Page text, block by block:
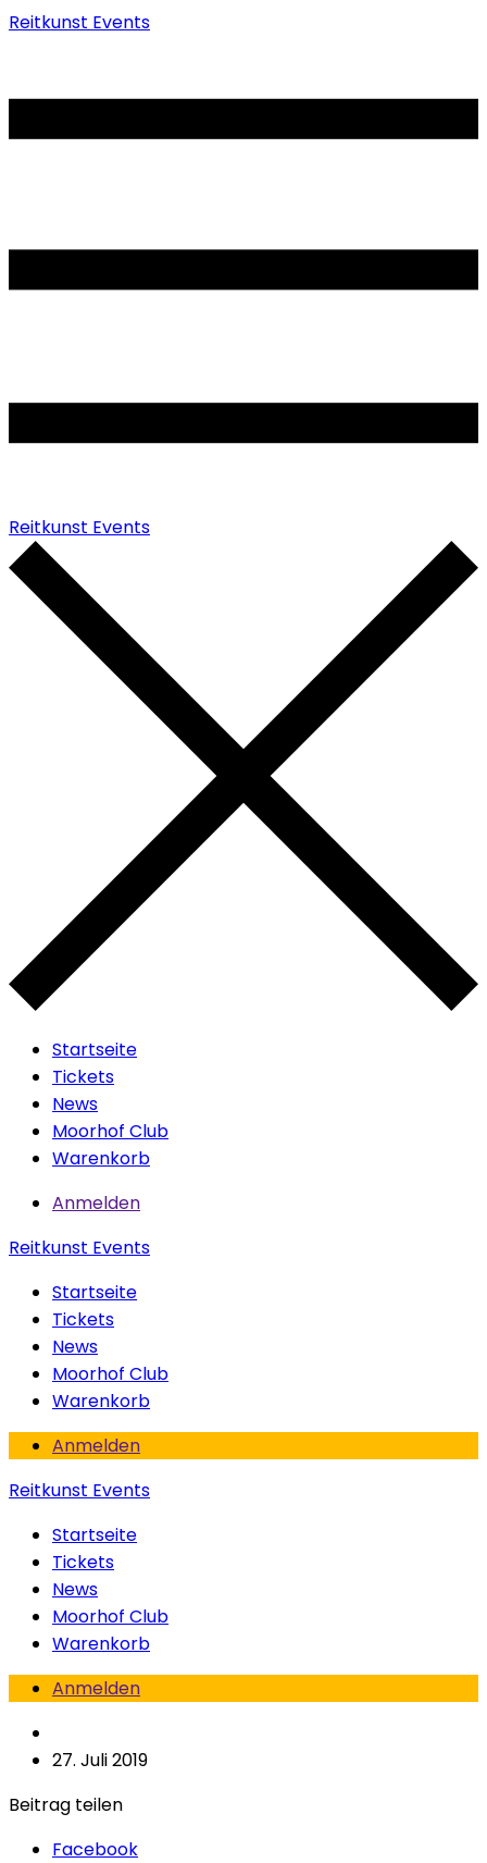
Reitkunst Events
Reitkunst Events
Startseite
Tickets
News
Moorhof Club
Warenkorb
Anmelden
Reitkunst Events
Startseite
Tickets
News
Moorhof Club
Warenkorb
Anmelden
Reitkunst Events
Startseite
Tickets
News
Moorhof Club
Warenkorb
Anmelden
27. Juli 2019
Beitrag teilen
Facebook